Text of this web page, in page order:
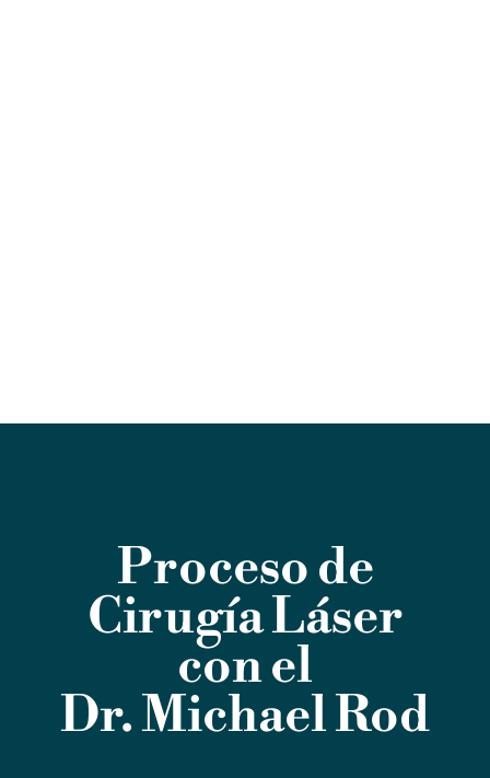
Proceso de
Cirugía Láser
con el
Dr. Michael Rod